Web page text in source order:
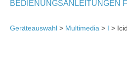
BEDIENUNGSANLEITUNGEN
Geräteauswahl > Multimedia > I >